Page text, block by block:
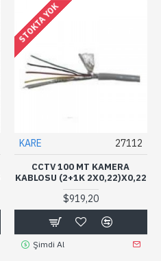
STOKTA YOK
KARE 27112
CCTV 100 MT KAMERA
KABLOSU (2+1K 2X0,22)X0,22
$919,20
Şimdi Al